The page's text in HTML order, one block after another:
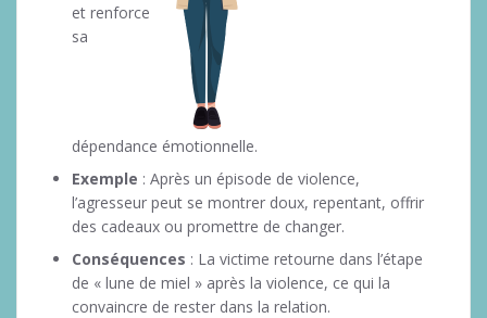
et renforce
sa
dépendance émotionnelle.
Exemple : Après un épisode de violence,
l’agresseur peut se montrer doux, repentant, offrir
des cadeaux ou promettre de changer.
Conséquences : La victime retourne dans l’étape
de « lune de miel » après la violence, ce qui la
convaincre de rester dans la relation.